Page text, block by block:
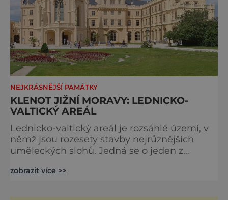
NEJKRÁSNĚJŠÍ PAMÁTKY
KLENOT JIŽNÍ MORAVY: LEDNICKO-
VALTICKÝ AREÁL
Lednicko-valtický areál je rozsáhlé území, v
němž jsou rozesety stavby nejrůznějších
uměleckých slohů. Jedná se o jeden z
době vlády rodu Lichtenštejnů. Po řece Dyji
zobrazit více >>